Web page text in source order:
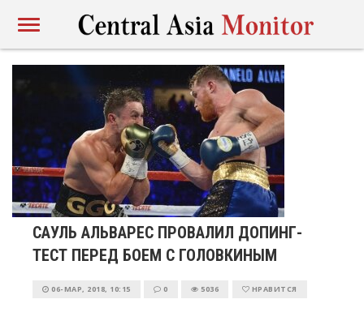
САУЛЬ АЛЬВАРЕС ПРОВАЛИЛ ДОПИНГ-
ТЕСТ ПЕРЕД БОЕМ С ГОЛОВКИНЫМ
06-МАР, 2018, 10:15 0 5036 НРАВИТСЯ